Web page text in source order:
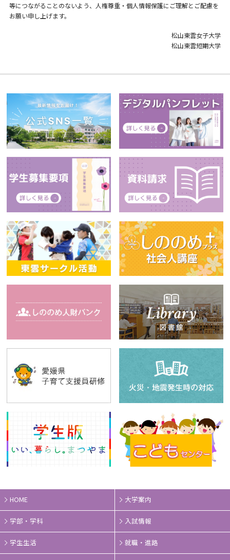
等につながることのないよう、人権尊重・個人情報保護にご理解とご配慮を
お願い申し上げます。
松山東雲女子大学
松山東雲短期大学
HOME 大学案内
学部・学科 入試情報
学生生活 就職・進路